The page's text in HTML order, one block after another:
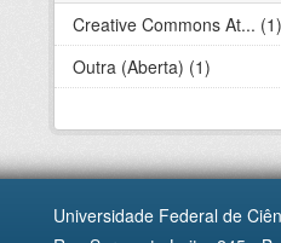
Creative Commons At... (1)
Outra (Aberta) (1)
Universidade Federal de